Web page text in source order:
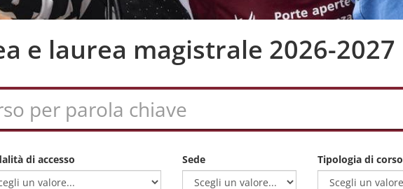
e laurea magistrale 2026-2027
di accesso Sede
Tipologia di corso